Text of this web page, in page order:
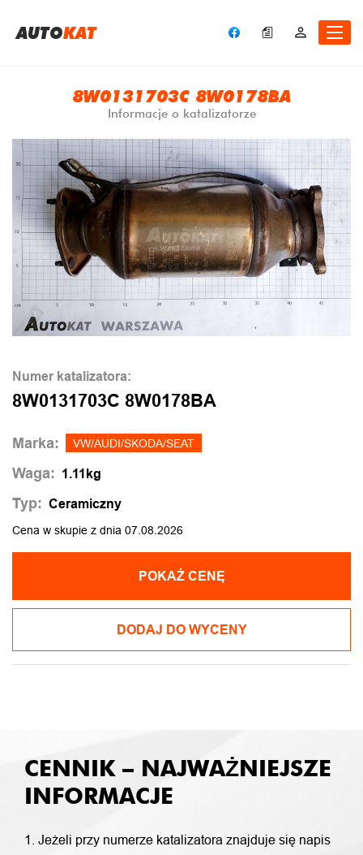
AUTOKAT
8W0131703C 8W0178BA
Informacje o katalizatorze
Numer katalizatora:
8W0131703C 8W0178BA
Marka: VW/AUDI/SKODA/SEAT
Waga: 1.11kg
Typ: Ceramiczny
Cena w skupie z dnia 07.08.2026
POKAŻ CENĘ
DODAJ DO WYCENY
CENNIK – NAJWAŻNIEJSZE
INFORMACJE
1. Jeżeli przy numerze katalizatora znajduje się napis